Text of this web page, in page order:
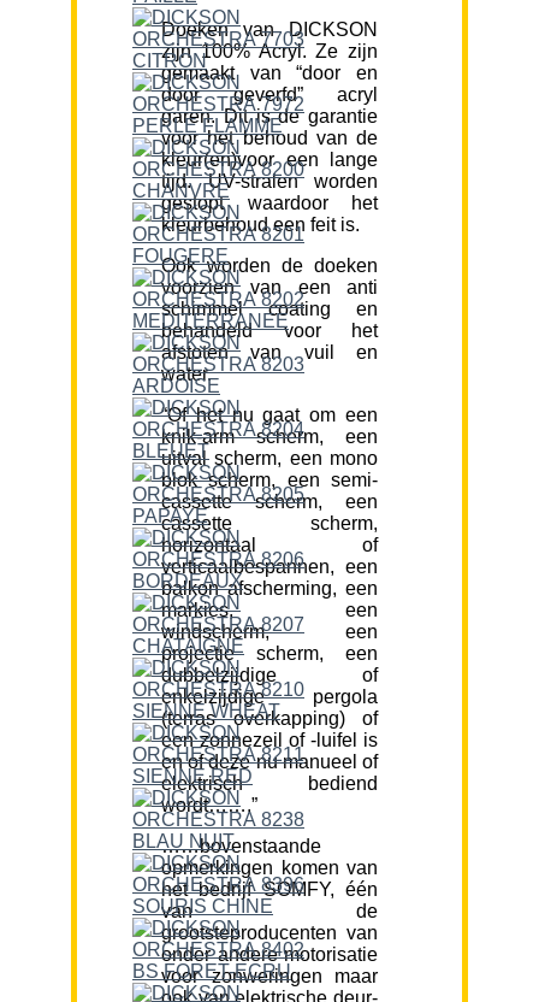
Doeken van DICKSON
zijn 100% Acryl. Ze zijn
gemaakt van “door en
door geverfd” acryl
garen. Dit is de garantie
voor het behoud van de
kleur(en)voor een lange
tijd. UV-stralen worden
gestopt waardoor het
kleurbehoud een feit is.
Ook worden de doeken
voorzien van een anti
schimmel coating en
behandeld voor het
afstoten van vuil en
water.
“Of het nu gaat om een
knik-arm scherm, een
uitval scherm, een mono
blok scherm, een semi-
cassette scherm, een
cassette scherm,
horizontaal of
verticaalbespannen, een
balkon afscherming, een
markies, een
windscherm, een
projectie scherm, een
dubbelzijdige of
enkelzijdige pergola
(terras overkapping) of
een zonnezeil of -luifel is
en of deze nu manueel of
elektrisch bediend
wordt…….”
……bovenstaande
opmerkingen komen van
het bedrijf SOMFY, één
van de
grootsteproducenten van
onder andere motorisatie
voor zonweringen maar
ook van elektrische deur-